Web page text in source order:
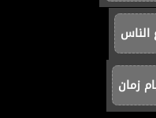
الناس
زمان